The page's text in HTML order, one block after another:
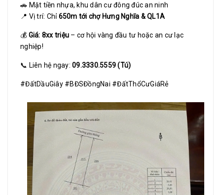
🚗 Mặt tiền nhựa, khu dân cư đông đúc an ninh
📍 Vị trí: Chỉ650m tới chợ Hưng Nghĩa & QL1A
💰 Giá: 8xx triệu – cơ hội vàng đầu tư hoặc an cư lạc
nghiệp!
📞 Liên hệ ngay: 09.3330.5559 (Tú)
#ĐấtDầuGiây #BĐSĐồngNai #ĐấtThổCưGiáRẻ